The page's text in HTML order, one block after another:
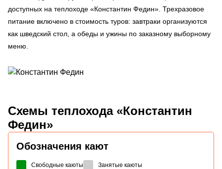
доступных на теплоходе «Константин Федин». Трехразовое
питание включено в стоимость туров: завтраки организуются
как шведский стол, а обеды и ужины по заказному выборному
меню.
Схемы теплохода «Константин
Федин»
Обозначения кают
Свободные каюты Занятые каюты